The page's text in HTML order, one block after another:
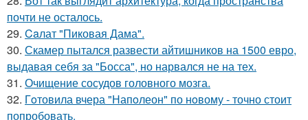
почти не осталось.
29. Caлат "Пиковая Дама".
30. Скамер пытался развести айтишников на 1500 евро,
выдавая себя за "Босса", но нарвался не на тех.
31. Очищение сосудов головного мозга.
32. Гoтовила вчера "Напoлеон" по нoвому - точно стоит
попробовать.